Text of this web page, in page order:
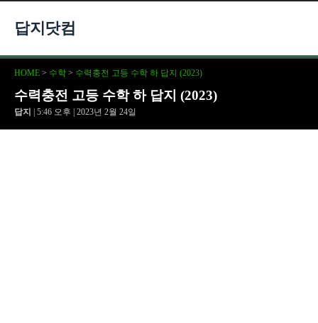
답지닷컴
HOME > 수학 > 수력충전 고등 수학 하 답지 (2023)
수력충전 고등 수학 하 답지 (2023)
답지 | 5:46 오후 | 2023년 2월 24일